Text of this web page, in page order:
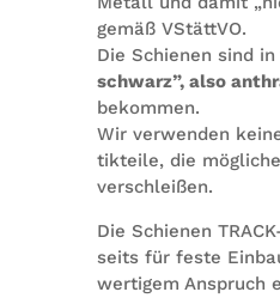
gemäß VStättVO.
Die Schie­nen sind in
schwarz”, also
bekommen.
Wir ver­wen­den
tik­teile, die
verschleißen.
Die Schie­nen
seits für feste
wer­ti­gem